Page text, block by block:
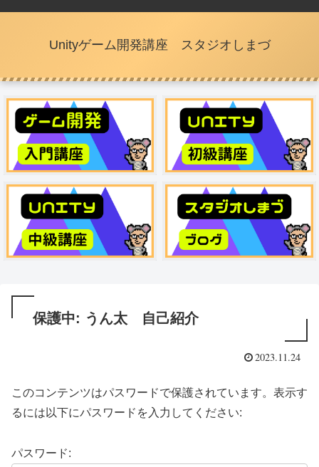
Unityゲーム開発講座 スタジオしまづ
保護中: うん太 自己紹介
2023.11.24
このコンテンツはパスワードで保護されています。表示す
るには以下にパスワードを入力してください:
パスワード: